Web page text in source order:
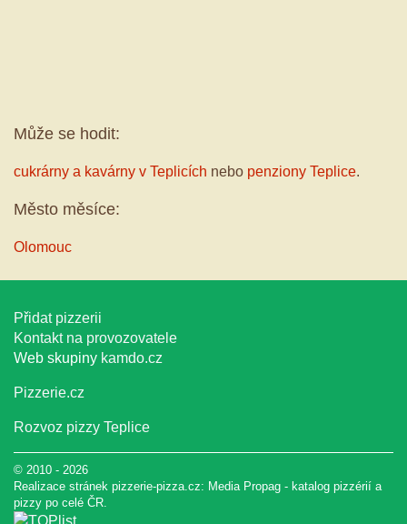
Může se hodit:
cukrárny a kavárny v Teplicích nebo penziony Teplice.
Město měsíce:
Olomouc
Přidat pizzerii
Kontakt na provozovatele
Web skupiny kamdo.cz
Pizzerie.cz
Rozvoz pizzy Teplice
© 2010 - 2026
Realizace stránek pizzerie-pizza.cz: Media Propag - katalog pizzérií a
pizzy po celé ČR.